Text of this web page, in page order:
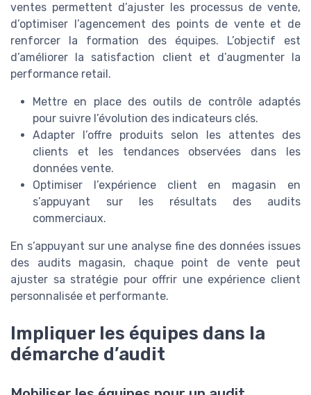
ventes permettent d’ajuster les processus de vente,
d’optimiser l’agencement des points de vente et de
renforcer la formation des équipes. L’objectif est
d’améliorer la satisfaction client et d’augmenter la
performance retail.
Mettre en place des outils de contrôle adaptés
pour suivre l’évolution des indicateurs clés.
Adapter l’offre produits selon les attentes des
clients et les tendances observées dans les
données vente.
Optimiser l’expérience client en magasin en
s’appuyant sur les résultats des audits
commerciaux.
En s’appuyant sur une analyse fine des données issues
des audits magasin, chaque point de vente peut
ajuster sa stratégie pour offrir une expérience client
personnalisée et performante.
Impliquer les équipes dans la
démarche d’audit